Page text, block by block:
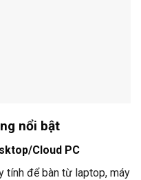
nổi bật
Cloud PC
tính để bàn từ laptop, máy